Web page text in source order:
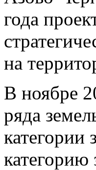
года
на
В ноябре
ряда
категории